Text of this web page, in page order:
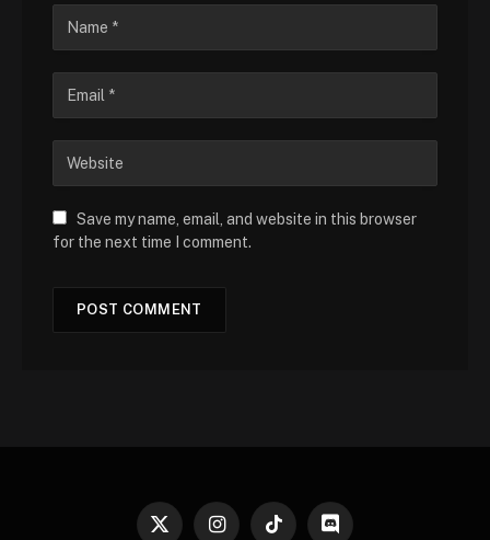
Save my name, email, and website in this browser
for the next time I comment.
X InstagramTikTok Discord